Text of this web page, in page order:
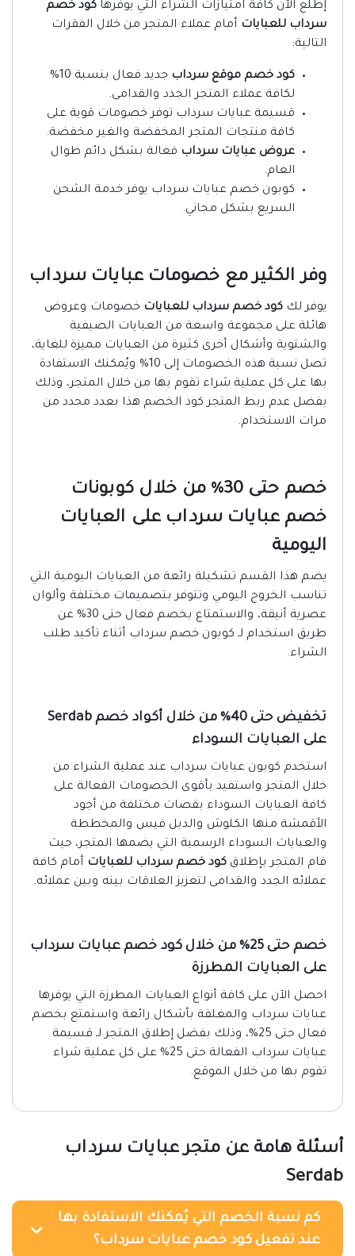
إطلع الآن كافة امتيازات الشراء التي يوفرها كود خصم
سرداب للعبايات أمام عملاء المتجر من خلال الفقرات
التالية:
كود خصم موقع سرداب
جديد فعال بنسبة 10%
لكافة عملاء المتجر الجدد والقدامى.
قسيمة عبايات سرداب توفر خصومات قوية على
كافة منتجات المتجر المخفضة والغير مخفضة.
عروض عبايات سرداب فعالة بشكل دائم طوال
العام.
كوبون خصم عبايات سرداب يوفر خدمة الشحن
السريع بشكل مجاني.
وفر الكثير مع خصومات عبايات سرداب
يوفر لك كود خصم سرداب للعبايات خصومات وعروض
هائلة على مجموعة واسعة من العبايات الصيفية
والشتوية وأشكال أخرى كثيرة من العبايات مميزة للغاية،
تصل نسبة هذه الخصومات إلى 10% ويُمكنك الاستفادة
بها على كل عملية شراء تقوم بها من خلال المتجر، وذلك
بفضل عدم ربط المتجر كود الخصم هذا بعدد محدد من
مرات الاستخدام.
خصم حتى 30% من خلال كوبونات
خصم عبايات سرداب على العبايات
اليومية
يضم هذا القسم تشكيلة رائعة من العبايات اليومية التي
تناسب الخروج اليومي وتتوفر بتصميمات مختلفة وألوان
عصرية أنيقة، والاستمتاع بخصم فعال حتى 30% عن
طريق استخدام لـ كوبون خصم سرداب أثناء تأكيد طلب
الشراء.
تخفيض حتى 40% من خلال أكواد خصم Serdab
على العبايات السوداء
استخدم كوبون عبايات سرداب عند عملية الشراء من
خلال المتجر واستفيد بأقوى الخصومات الفعالة على
كافة العبايات السوداء بقصات مختلفة من أجود
الأقمشة منها الكلوش والدبل فيس والمخططة
والعبايات السوداء الرسمية التي يضمها المتجر، حيث
قام المتجر بإطلاق كود خصم سرداب للعبايات أمام كافة
عملائه الجدد والقدامى لتعزيز العلاقات بينه وبين عملائه.
خصم حتى 25% من خلال كود خصم عبايات سرداب
على العبايات المطرزة
احصل الآن على كافة أنواع العبايات المطرزة التي يوفرها
عبايات سرداب والمغلفة بأشكال رائعة واستمتع بخصم
فعال حتى 25%، وذلك بفضل إطلاق المتجر لـ قسيمة
عبايات سرداب الفعالة حتى 25% على كل عملية شراء
تقوم بها من خلال الموقع.
أسئلة هامة عن متجر عبايات سرداب
Serdab
كم نسبة الخصم التي يُمكنك الاستفادة بها
عند تفعيل كود خصم عبايات سرداب؟